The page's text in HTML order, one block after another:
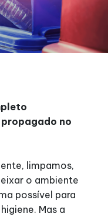
no
limpamos,
o ambiente
possível para
Mas a